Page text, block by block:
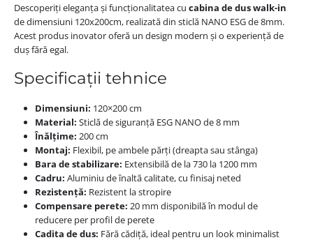
Descoperiți eleganța și funcționalitatea cu cabina de dus walk-in
de dimensiuni 120x200cm, realizată din sticlă NANO ESG de 8mm.
Acest produs inovator oferă un design modern și o experiență de
duș fără egal.
Specificații tehnice
Dimensiuni: 120×200 cm
Material: Sticlă de siguranță ESG NANO de 8 mm
Înălțime: 200 cm
Montaj: Flexibil, pe ambele părți (dreapta sau stânga)
Bara de stabilizare: Extensibilă de la 730 la 1200 mm
Cadru: Aluminiu de înaltă calitate, cu finisaj neted
Rezistență: Rezistent la stropire
Compensare perete: 20 mm disponibilă în modul de
reducere per profil de perete
Cadita de dus: Fără cădiță, ideal pentru un look minimalist